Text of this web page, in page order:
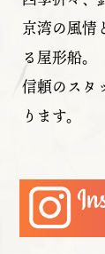
京湾の風情
る屋形船。
信頼のスタ
ります。